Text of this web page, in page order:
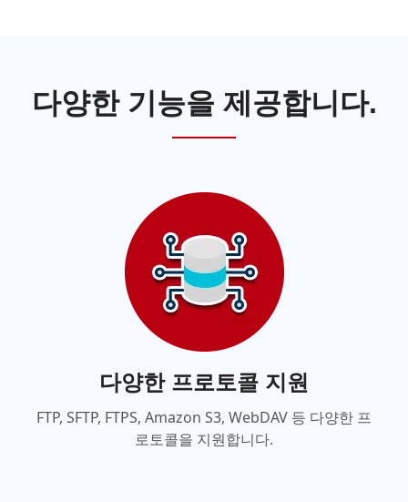
다양한 기능을 제공합니다.
다양한 프로토콜 지원
FTP, SFTP, FTPS, Amazon S3, WebDAV 등 다양한 프
로토콜을 지원합니다.